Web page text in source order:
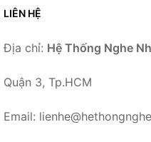
LIÊN HỆ
Địa chỉ: Hệ Thống Nghe
Quận 3, Tp.HCM
Email: